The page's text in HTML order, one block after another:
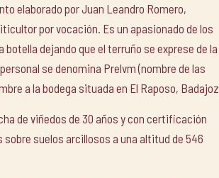
elaborado por Juan Leandro Romero,
por vocación. Es un apasionado de los
dejando que el terruño se exprese de la
se denomina Prelvm (nombre de las
a la bodega situada en El Raposo, Badajoz.
de viñedos de 30 años y con certificación
suelos arcillosos a una altitud de 546